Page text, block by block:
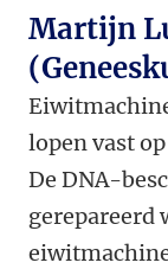
Martijn
lopen vast
De DNA-
gerepareerd